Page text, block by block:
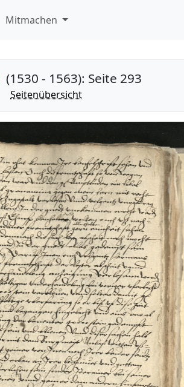
Mitmachen
(1530 - 1563): Seite 293
Seitenübersicht